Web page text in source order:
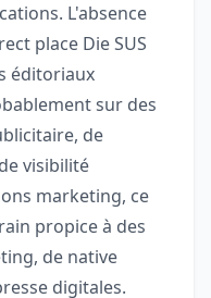
L'absence
place Die SUS
éditoriaux
sur des
de
visibilité
marketing, ce
propice à des
de native
digitales.